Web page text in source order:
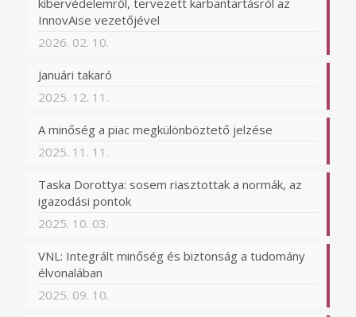
kibervédelemről, tervezett karbantartásról az
InnovAise vezetőjével
2026. 02. 10.
Januári takaró
2025. 12. 11.
A minőség a piac megkülönböztető jelzése
2025. 11. 11.
Taska Dorottya: sosem riasztottak a normák, az
igazodási pontok
2025. 10. 03.
VNL: Integrált minőség és biztonság a tudomány
élvonalában
2025. 09. 10.